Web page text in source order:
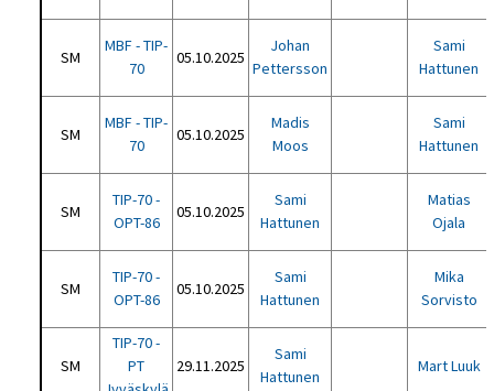
SM
MBF - TIP-
70
05.10.2025
Johan
Pettersson
Sami
Hattunen
SM
MBF - TIP-
70
05.10.2025
Madis
Moos
Sami
Hattunen
SM
TIP-70 -
OPT-86
05.10.2025
Sami
Hattunen
Matias
Ojala
SM
TIP-70 -
OPT-86
05.10.2025
Sami
Hattunen
Mika
Sorvisto
SM
TIP-70 -
PT
29.11.2025
Sami
Hattunen
Mart Luuk